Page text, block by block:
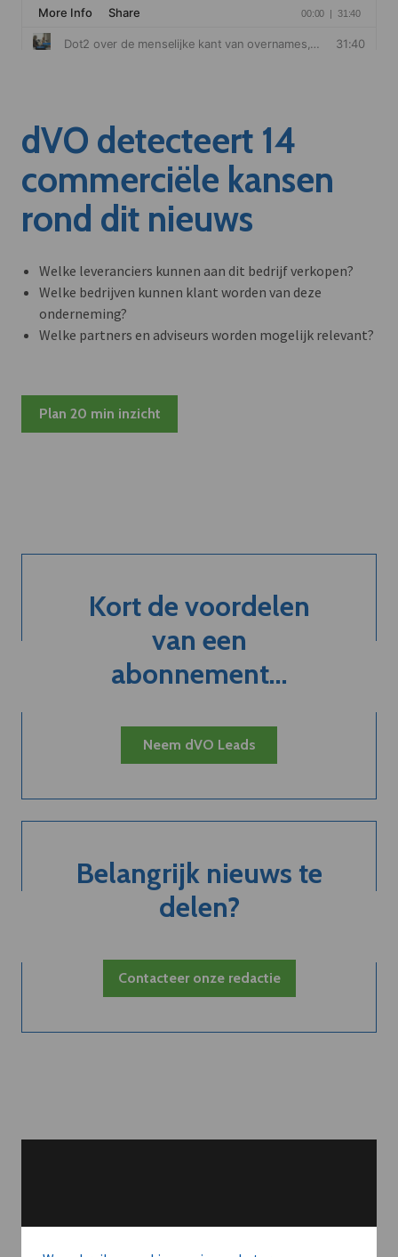
dVO detecteert 14
commerciële kansen
rond dit nieuws
Welke leveranciers kunnen aan dit bedrijf verkopen?
Welke bedrijven kunnen klant worden van deze
onderneming?
Welke partners en adviseurs worden mogelijk relevant?
Plan 20 min inzicht
Kort de voordelen
van een
abonnement...
Neem dVO Leads
Belangrijk nieuws te
delen?
Contacteer onze redactie